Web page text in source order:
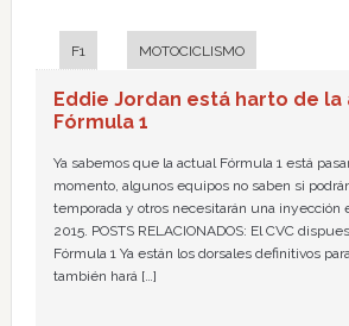
F1 MOTOCICLISMO
Eddie Jordan está harto de la
Fórmula 1
Ya sabemos que la actual Fórmula 1 está
momento, algunos equipos no saben si
temporada y otros necesitarán una inyección
2015. POSTS RELACIONADOS: El CVC
Fórmula 1 Ya están los dorsales definitivos
también hará […]